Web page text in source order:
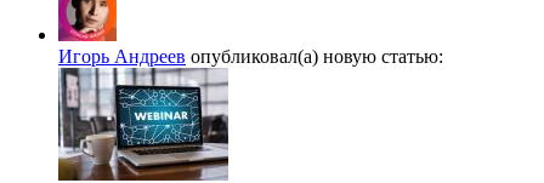
Игорь Андреев опубликовал(а) новую статью: